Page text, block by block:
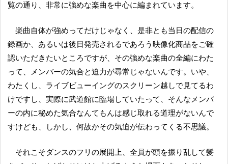
覧の通り、非常に強めな楽曲を中心に編まれています。
楽曲自体が強めってだけじゃなく、是非とも当日の配信の
録画か、あるいは後日発売されるであろう映像化商品をご確
認いただきたいところですが、その強めな楽曲の全編にわた
って、メンバーの気合と迫力が尋常じゃないんです。いや、
わたくし、ライブビューイングのスクリーン越しで見てるわ
けですし、実際に武道館に臨場していたって、そんなメンバ
ーの内に秘めた気合なんてもんは感じ取れる道理がないんで
すけども、しかし、何故かその気迫が伝わってくる不思議。
それこそダンスのフリの展開上、全員が頭を振り乱して髪